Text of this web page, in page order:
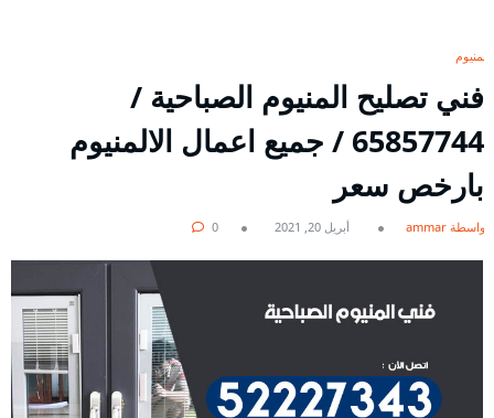
المنيوم
فني تصليح المنيوم الصباحية /
65857744 / جميع اعمال الالمنيوم
بارخص سعر
بواسطة ammar أبريل 20, 2021 0